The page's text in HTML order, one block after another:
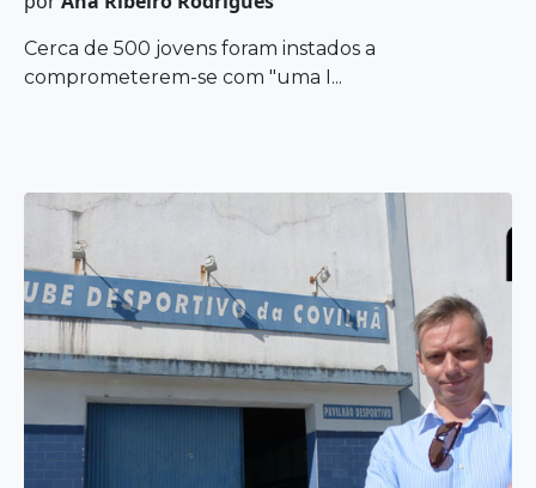
Cerca de 500 jovens foram instados a
comprometerem-se com "uma I...